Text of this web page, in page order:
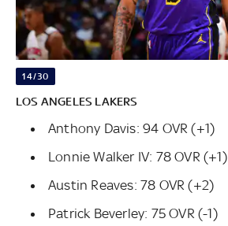
14/30
LOS ANGELES LAKERS
Anthony Davis: 94 OVR (+1)
Lonnie Walker IV: 78 OVR (+1)
Austin Reaves: 78 OVR (+2)
Patrick Beverley: 75 OVR (-1)